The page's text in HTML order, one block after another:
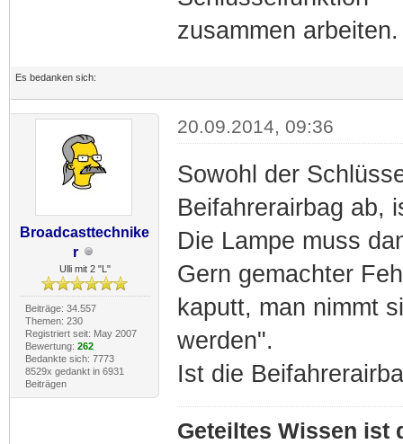
zusammen
Es bedanken sich:
Broadcasttechnike
r
Ulli mit 2 "L"
Beiträge: 34.557
Themen: 230
Registriert seit: May 2007
Bewertung: 262
Bedankte sich: 7773
8529x gedankt in 6931
Beiträgen
20.09.2014, 09:36
Sowohl der
Beifahrerairbag ab,
Die Lampe muss
Gern gemachter
kaputt, man nimmt
werden".
Ist die
Geteiltes Wissen ist